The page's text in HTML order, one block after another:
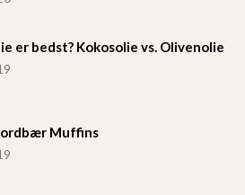
er bedst? Kokosolie vs. Olivenolie
Muffins